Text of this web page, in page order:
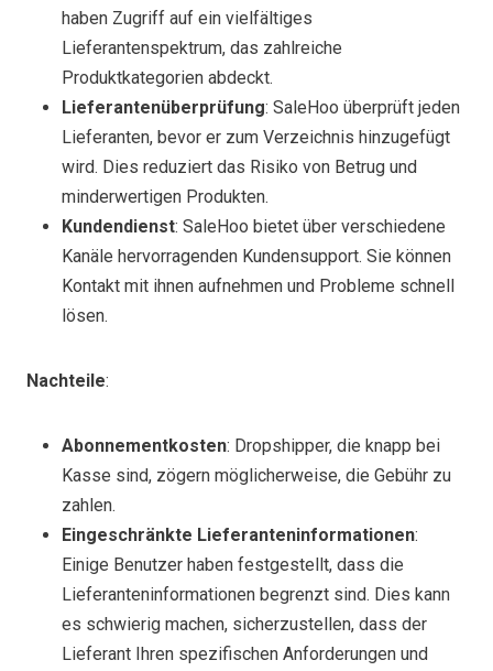
haben Zugriff auf ein vielfältiges
Lieferantenspektrum, das zahlreiche
Produktkategorien abdeckt.
Lieferantenüberprüfung: SaleHoo überprüft jeden
Lieferanten, bevor er zum Verzeichnis hinzugefügt
wird. Dies reduziert das Risiko von Betrug und
minderwertigen Produkten.
Kundendienst: SaleHoo bietet über verschiedene
Kanäle hervorragenden Kundensupport. Sie können
Kontakt mit ihnen aufnehmen und Probleme schnell
lösen.
Nachteile:
Abonnementkosten: Dropshipper, die knapp bei
Kasse sind, zögern möglicherweise, die Gebühr zu
zahlen.
Eingeschränkte Lieferanteninformationen:
Einige Benutzer haben festgestellt, dass die
Lieferanteninformationen begrenzt sind. Dies kann
es schwierig machen, sicherzustellen, dass der
Lieferant Ihren spezifischen Anforderungen und